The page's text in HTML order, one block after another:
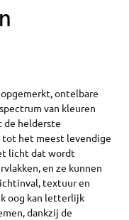
ontelbare
van kleuren
helderste
tot het meest levendige
licht dat wordt
en ze kunnen
textuur en
oog kan letterlijk
dankzij de